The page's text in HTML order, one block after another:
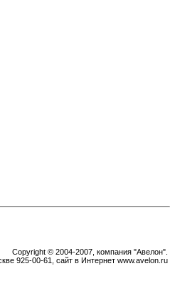
Copyright © 2004-2007, компания "Авелон".
925-00-61, сайт в Интернет www.avelon.ru